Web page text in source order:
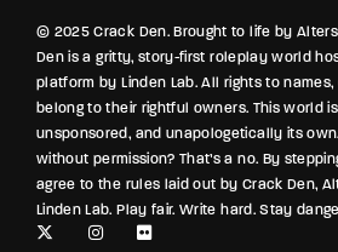
© 2025 Crack Den. Brought to life by
Den is a gritty, story-first roleplay world
platform by Linden Lab. All rights to
belong to their rightful owners. This world
unsponsored, and unapologetically its
without permission? That’s a no. By
agree to the rules laid out by Crack Den,
Linden Lab. Play fair. Write hard. Stay